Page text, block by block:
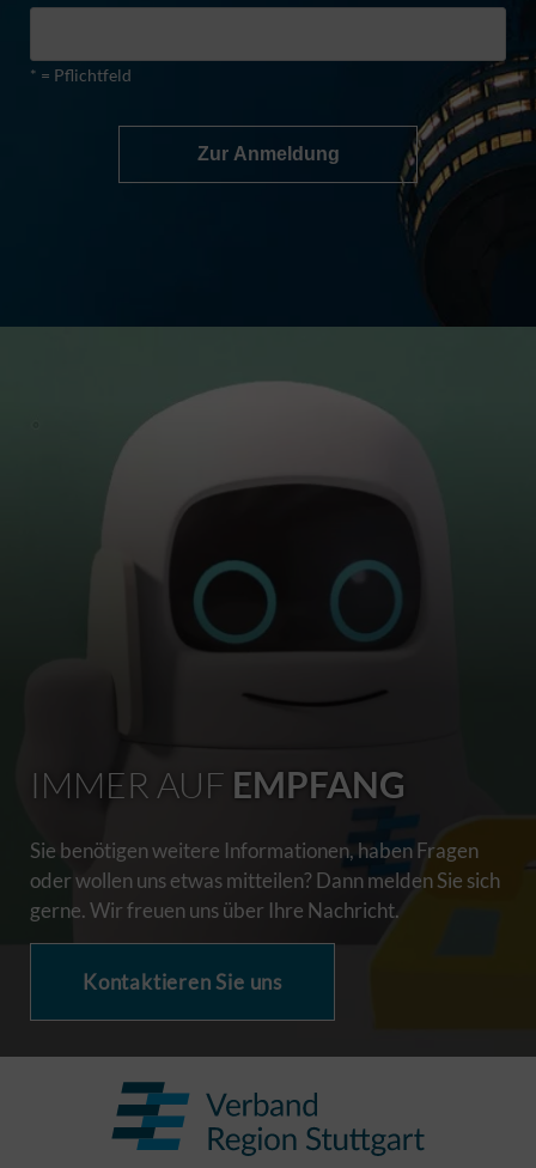
* = Pflichtfeld
Zur Anmeldung
IMMER AUF EMPFANG
Sie benötigen weitere Informationen, haben Fragen
oder wollen uns etwas mitteilen? Dann melden Sie sich
gerne. Wir freuen uns über Ihre Nachricht.
Kontaktieren Sie uns